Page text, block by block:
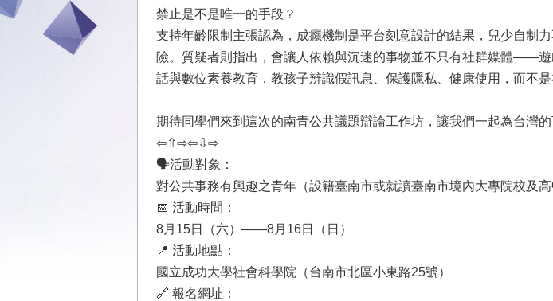
禁止是不是唯一的手段？
支持年齡限制主張認為，成癮機制是平台刻意設計的結果，兒少自制
險。質疑者則指出，會讓人依賴與沉迷的事物並不只有社群媒體——
話與數位素養教育，教孩子辨識假訊息、保護隱私、健康使用，而不
期待同學們來到這次的南青公共議題辯論工作坊，讓我們一起為台灣的
⇦⇧⇨⇦⇩⇨
🗣️活動對象：
對公共事務有興趣之青年（設籍臺南市或就讀臺南市境內大專院校及高
📅 活動時間：
8月15日（六）——8月16日（日）
📍 活動地點：
國立成功大學社會科學院（台南市北區小東路25號）
🔗 報名網址：